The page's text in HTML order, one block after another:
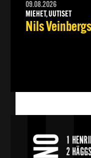
09.08.2026
MIEHET, UUTISET
Nils